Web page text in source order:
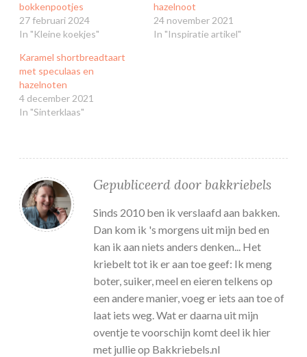
bokkenpootjes
27 februari 2024
In "Kleine koekjes"
hazelnoot
24 november 2021
In "Inspiratie artikel"
Karamel shortbreadtaart
met speculaas en
hazelnoten
4 december 2021
In "Sinterklaas"
Gepubliceerd door bakkriebels
Sinds 2010 ben ik verslaafd aan bakken.
Dan kom ik 's morgens uit mijn bed en
kan ik aan niets anders denken... Het
kriebelt tot ik er aan toe geef: Ik meng
boter, suiker, meel en eieren telkens op
een andere manier, voeg er iets aan toe of
laat iets weg. Wat er daarna uit mijn
oventje te voorschijn komt deel ik hier
met jullie op Bakkriebels.nl